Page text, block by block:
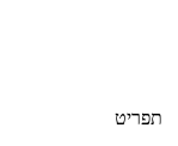
תפריט